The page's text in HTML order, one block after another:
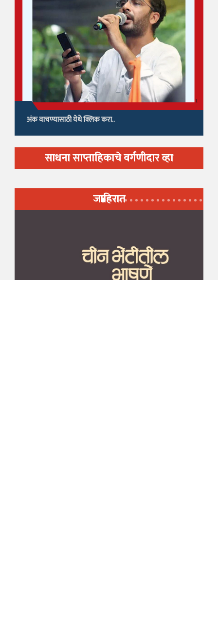
अंक वाचण्यासाठी येथे क्लिक करा..
साधना साप्ताहिकाचे वर्गणीदार व्हा
जाहिरात